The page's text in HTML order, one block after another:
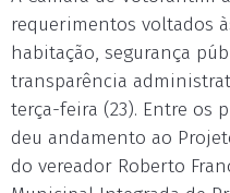
requerimentos voltados
habitação, segurança
transparência
terça-feira (23). Entre os
deu andamento ao
do vereador Roberto